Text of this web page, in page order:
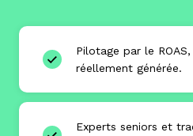
Pilotage par le
réellement générée.
Experts seniors et